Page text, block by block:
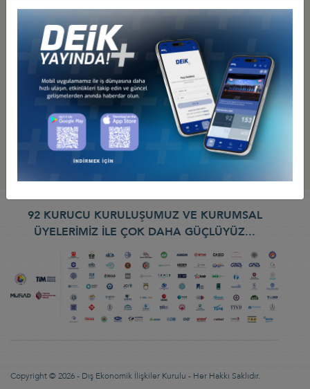
92 KURUCU KURULUŞUMUZ VE KURUMSAL
ÜYELERİMİZ İLE ÇOK DAHA GÜÇLÜYÜZ...
Copyright © 2026 - Dış Ekonomik İlişkiler Kurulu - Her Hakkı Saklıdır.